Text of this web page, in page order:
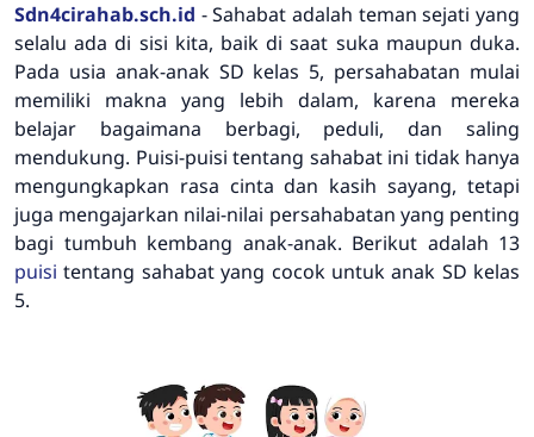
Sdn4cirahab.sch.id - Sahabat adalah teman sejati yang
selalu ada di sisi kita, baik di saat suka maupun duka.
Pada usia anak-anak SD kelas 5, persahabatan mulai
memiliki makna yang lebih dalam, karena mereka
belajar bagaimana berbagi, peduli, dan saling
mendukung. Puisi-puisi tentang sahabat ini tidak hanya
mengungkapkan rasa cinta dan kasih sayang, tetapi
juga mengajarkan nilai-nilai persahabatan yang penting
bagi tumbuh kembang anak-anak. Berikut adalah 13
puisi tentang sahabat yang cocok untuk anak SD kelas
5.